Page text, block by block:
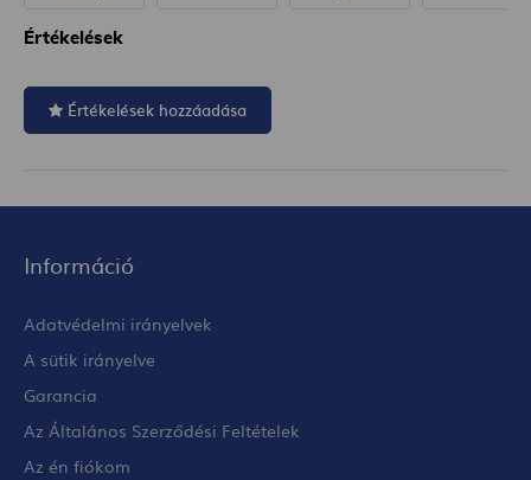
Értékelések
Értékelések hozzáadása
Információ
Adatvédelmi irányelvek
A sütik irányelve
Garancia
Az Általános Szerződési Feltételek
Az én fiókom